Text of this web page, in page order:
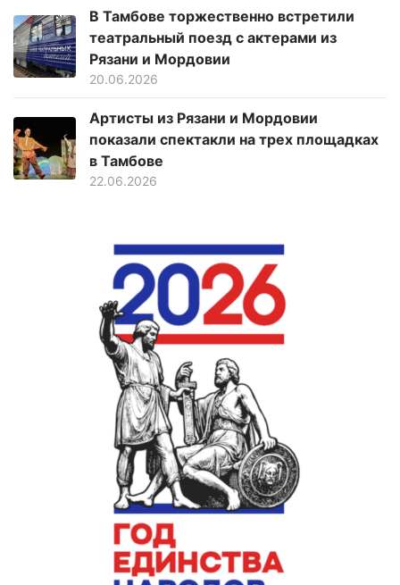
В Тамбове торжественно встретили
театральный поезд с актерами из
Рязани и Мордовии
20.06.2026
Артисты из Рязани и Мордовии
показали спектакли на трех площадках
в Тамбове
22.06.2026